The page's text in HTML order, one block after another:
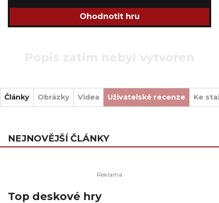
Ohodnotit hru
Články Obrázky Videa Uživatelské recenze Ke
NEJNOVĚJŠÍ ČLÁNKY
Top deskové hry